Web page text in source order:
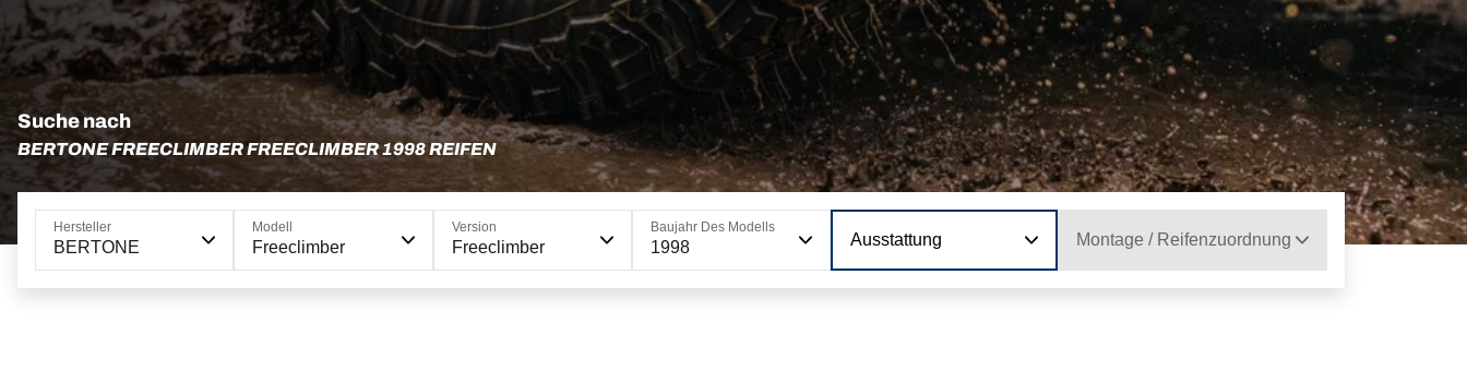
Suche nach
BERTONE FREECLIMBER FREECLIMBER 1998 REIFEN
Hersteller
BERTONE
Modell
Freeclimber
Version
Freeclimber
Baujahr Des Modells
1998 Ausstattung Montage / Reifenzuordnung